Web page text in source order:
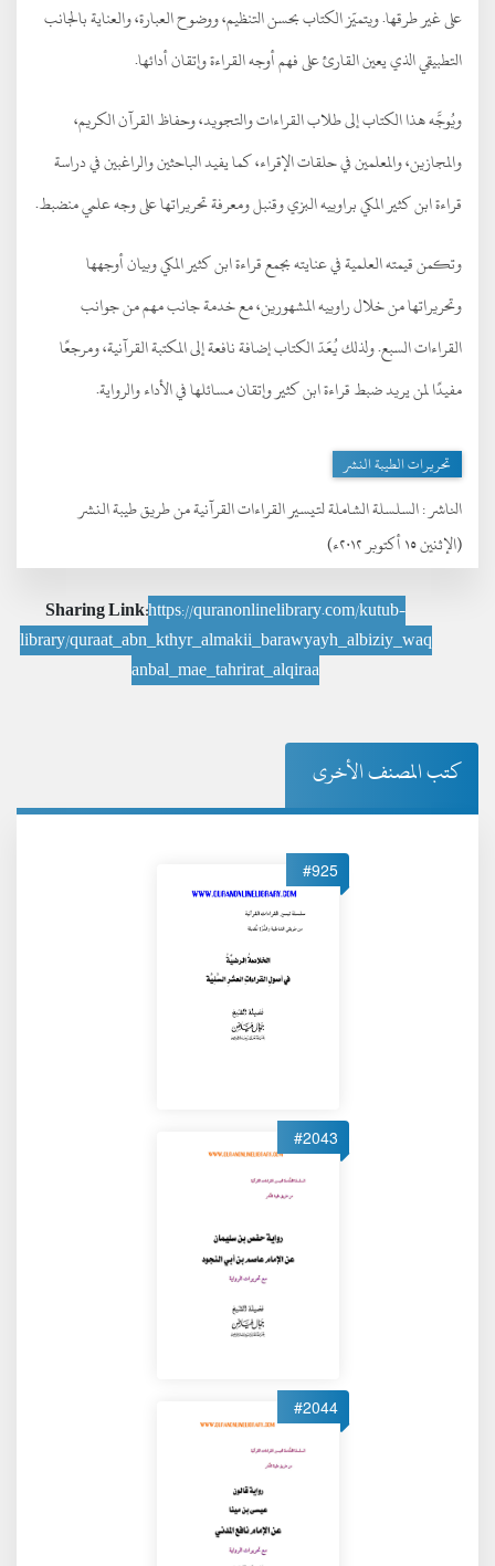
(الإثنين ١٥ أكتوبر ٢٠١٢ء)
الناشر :السلسلة الشاملة لتيسير القراءات القرآنية من طريق طيبة النشر
على غير طرقها. ويتميّز الكتاب بحسن التنظيم، ووضوح العبارة، والعناية بالجانب
التطبيقي الذي يعين القارئ على فهم أوجه القراءة وإتقان أدائها.
ويُوجَّه هذا الكتاب إلى طلاب القراءات والتجويد، وحفاظ القرآن الكريم،
والمجازين، والمعلمين في حلقات الإقراء، كما يفيد الباحثين والراغبين في دراسة
قراءة ابن كثير المكي براوييه البزي وقنبل ومعرفة تحريراتها على وجه علمي منضبط.
وتكمن قيمته العلمية في عنايته بجمع قراءة ابن كثير المكي وبيان أوجهها
وتحريراتها من خلال راوييه المشهورين، مع خدمة جانب مهم من جوانب
القراءات السبع. ولذلك يُعَدّ الكتاب إضافة نافعة إلى المكتبة القرآنية، ومرجعًا
مفيدًا لمن يريد ضبط قراءة ابن كثير وإتقان مسائلها في الأداء والرواية.
تحريرات الطيبة النشر
Sharing Link:https://quranonlinelibrary.com/kutub-
library/quraat_abn_kthyr_almakii_barawyayh_albiziy_waq
anbal_mae_tahrirat_alqiraa
كتب المصنف الأخرى
#925
#2043
#2044